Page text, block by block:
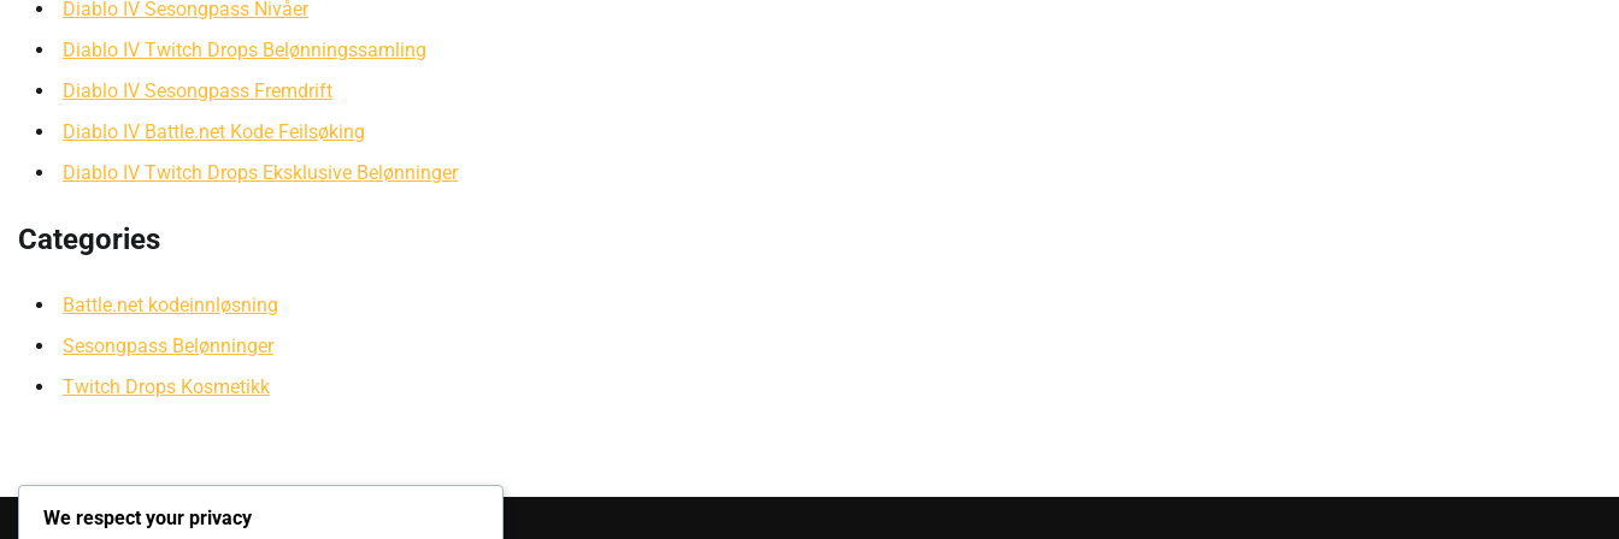
Diablo IV Sesongpass Nivåer
Diablo IV Twitch Drops Belønningssamling
Diablo IV Sesongpass Fremdrift
Diablo IV Battle.net Kode Feilsøking
Diablo IV Twitch Drops Eksklusive Belønninger
Categories
Battle.net kodeinnløsning
Sesongpass Belønninger
Twitch Drops Kosmetikk
Kategorier
We respect your privacy